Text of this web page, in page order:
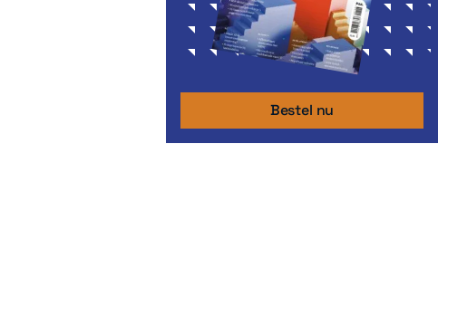
Bestel nu